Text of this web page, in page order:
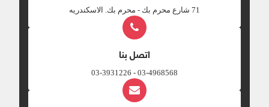
‎71 شارع محرم بك - محرم بك. الاسكندريه
اتصل بنا
03-4968568 - 03-3931226